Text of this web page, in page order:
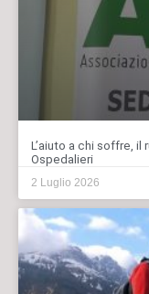
L’aiuto a chi soffre, il
Ospedalieri
2 Luglio 2026